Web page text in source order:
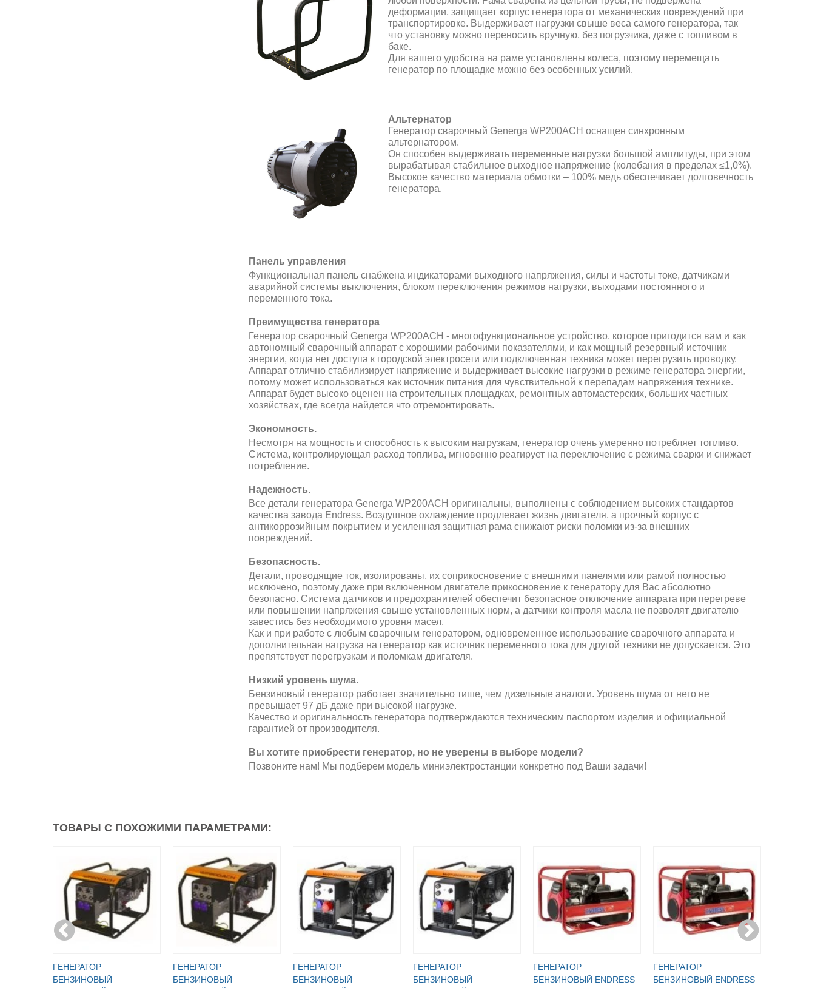
деформации, защищает корпус генератора от механических повреждений при
транспортировке. Выдерживает нагрузки свыше веса самого генератора, так
что установку можно переносить вручную, без погрузчика, даже с топливом в
баке.
Для вашего удобства на раме установлены колеса, поэтому перемещать
генератор по площадке можно без особенных усилий.
Альтернатор
Генератор сварочный Generga WP200ACH оснащен синхронным
альтернатором.
Он способен выдерживать переменные нагрузки большой амплитуды, при этом
вырабатывая стабильное выходное напряжение (колебания в пределах ≤1,0%).
Высокое качество материала обмотки – 100% медь обеспечивает долговечность
генератора.
Панель управления
Функциональная панель снабжена индикаторами выходного напряжения, силы и частоты токе, датчиками
аварийной системы выключения, блоком переключения режимов нагрузки, выходами постоянного и
переменного тока.
Преимущества генератора
Генератор сварочный Generga WP200ACH - многофункциональное устройство, которое пригодится вам и как
автономный сварочный аппарат с хорошими рабочими показателями, и как мощный резервный источник
энергии, когда нет доступа к городской электросети или подключенная техника может перегрузить проводку.
Аппарат отлично стабилизирует напряжение и выдерживает высокие нагрузки в режиме генератора энергии,
потому может использоваться как источник питания для чувствительной к перепадам напряжения технике.
Аппарат будет высоко оценен на строительных площадках, ремонтных автомастерских, больших частных
хозяйствах, где всегда найдется что отремонтировать.
Экономность.
Несмотря на мощность и способность к высоким нагрузкам, генератор очень умеренно потребляет топливо.
Система, контролирующая расход топлива, мгновенно реагирует на переключение с режима сварки и снижает
потребление.
Надежность.
Все детали генератора Generga WP200ACH оригинальны, выполнены с соблюдением высоких стандартов
качества завода Endress. Воздушное охлаждение продлевает жизнь двигателя, а прочный корпус с
антикоррозийным покрытием и усиленная защитная рама снижают риски поломки из-за внешних
повреждений.
Безопасность.
Детали, проводящие ток, изолированы, их соприкосновение с внешними панелями или рамой полностью
исключено, поэтому даже при включенном двигателе прикосновение к генератору для Вас абсолютно
безопасно. Система датчиков и предохранителей обеспечит безопасное отключение аппарата при перегреве
или повышении напряжения свыше установленных норм, а датчики контроля масла не позволят двигателю
завестись без необходимого уровня масел.
Как и при работе с любым сварочным генератором, одновременное использование сварочного аппарата и
дополнительная нагрузка на генератор как источник переменного тока для другой техники не допускается. Это
препятствует перегрузкам и поломкам двигателя.
Низкий уровень шума.
Бензиновый генератор работает значительно тише, чем дизельные аналоги. Уровень шума от него не
превышает 97 дБ даже при высокой нагрузке.
Качество и оригинальность генератора подтверждаются техническим паспортом изделия и официальной
гарантией от производителя.
Вы хотите приобрести генератор, но не уверены в выборе модели?
Позвоните нам! Мы подберем модель миниэлектростанции конкретно под Ваши задачи!
ТОВАРЫ С ПОХОЖИМИ ПАРАМЕТРАМИ:
ГЕНЕРАТОР
БЕНЗИНОВЫЙ
ГЕНЕРАТОР
БЕНЗИНОВЫЙ
ГЕНЕРАТОР
БЕНЗИНОВЫЙ
ГЕНЕРАТОР
БЕНЗИНОВЫЙ
ГЕНЕРАТОР
БЕНЗИНОВЫЙ ENDRESS
ГЕНЕРАТОР
БЕНЗИНОВЫЙ ENDRESS